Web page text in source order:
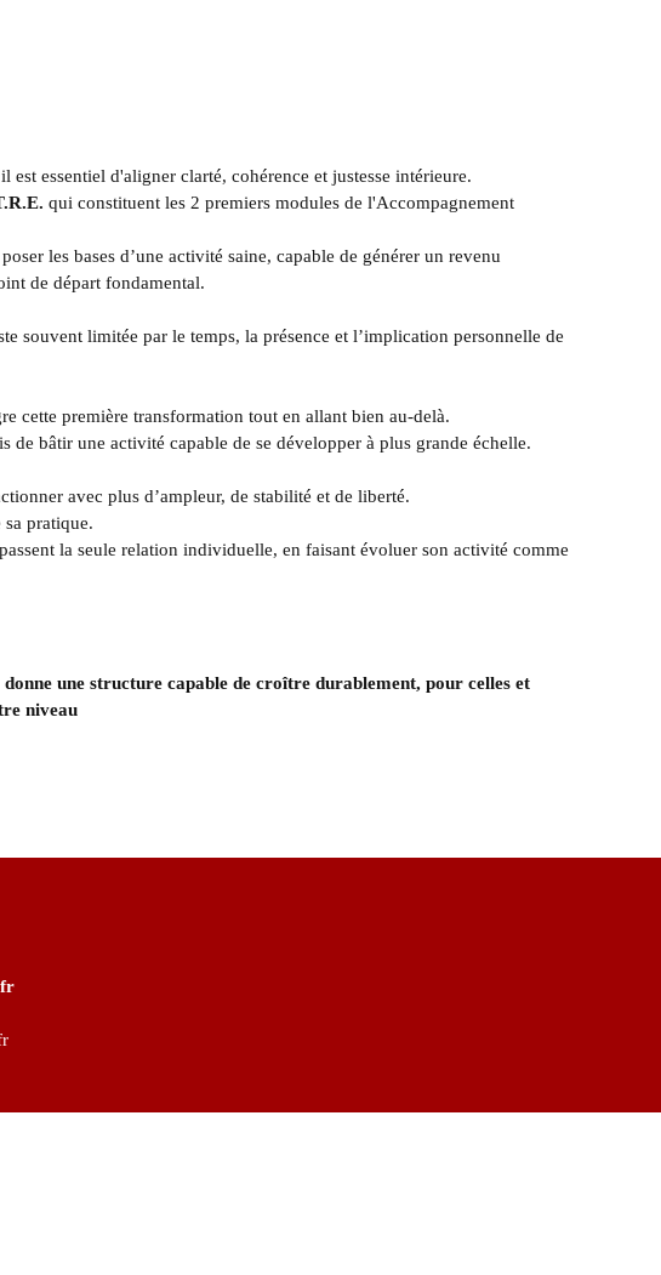
essentiel d'aligner clarté, cohérence et justesse intérieure.
qui constituent les 2 premiers modules de l'Accompagnement
les bases d’une activité saine, capable de générer un revenu
de départ fondamental.
souvent limitée par le temps, la présence et l’implication personnelle de
cette première transformation tout en allant bien au-delà.
de bâtir une activité capable de se développer à plus grande échelle.
avec plus d’ampleur, de stabilité et de liberté.
pratique.
la seule relation individuelle, en faisant évoluer son activité comme
une structure capable de croître durablement, pour celles et
niveau